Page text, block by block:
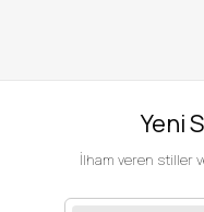
Yeni
İlham veren stiller